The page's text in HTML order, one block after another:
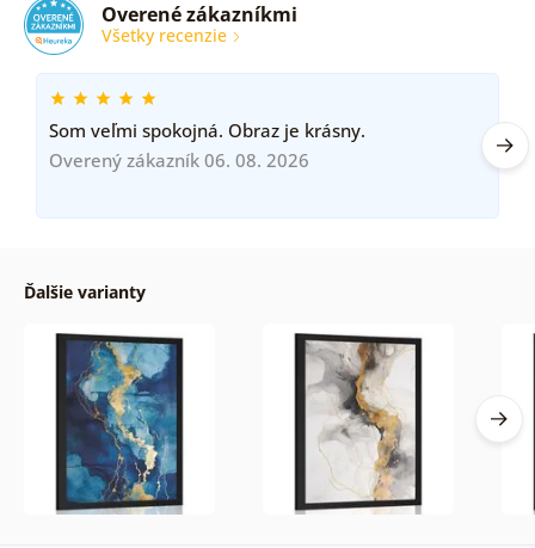
Overené zákazníkmi
Všetky recenzie
Som veľmi spokojná. Obraz je krásny.
Overený zákazník 06. 08. 2026
Ďalšie varianty